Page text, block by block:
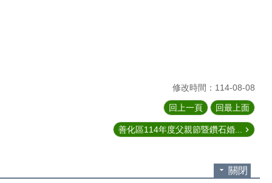
修改時間：114-08-08
回上一頁 回最上面
善化區114年度父親節暨鑽石婚...
關閉